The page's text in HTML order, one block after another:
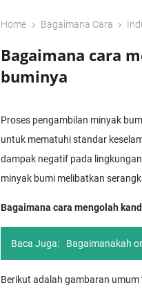
Home › Bagaimana Cara ›
Bagaimana cara
buminya
Proses pengambilan minyak
untuk mematuhi standar
dampak negatif pada
minyak bumi melibatkan
Bagaimana cara mengolah
Baca Juga: Bagaimanakah
Berikut adalah gambaran